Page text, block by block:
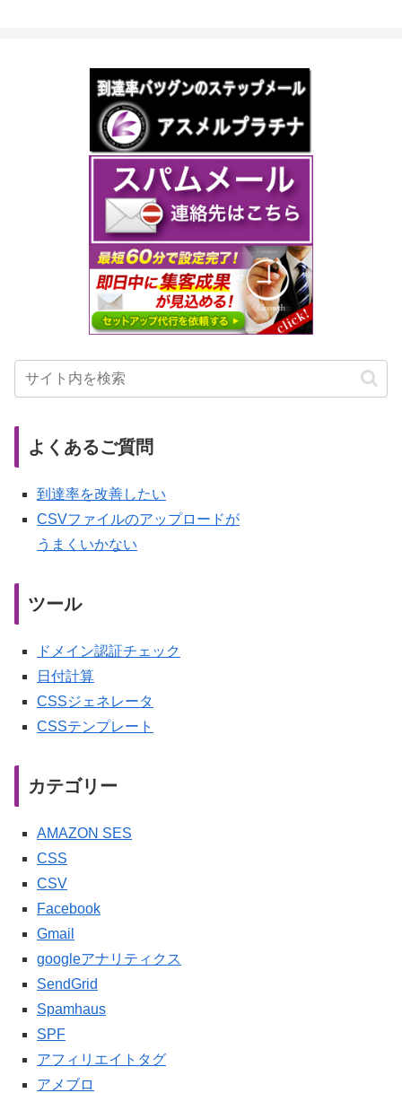
よくあるご質問
到達率を改善したい
CSVファイルのアップロードが
うまくいかない
ツール
ドメイン認証チェック
日付計算
CSSジェネレータ
CSSテンプレート
カテゴリー
AMAZON SES
CSS
CSV
Facebook
Gmail
googleアナリティクス
SendGrid
Spamhaus
SPF
アフィリエイトタグ
アメブロ